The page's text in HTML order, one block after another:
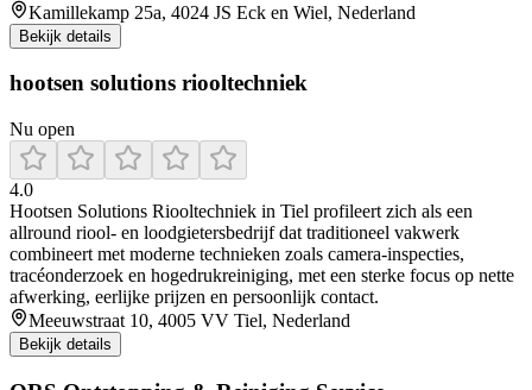
Kamillekamp 25a, 4024 JS Eck en Wiel, Nederland
Bekijk details
hootsen solutions riooltechniek
Nu open
4.0
Hootsen Solutions Riooltechniek in Tiel profileert zich als een
allround riool‑ en loodgietersbedrijf dat traditioneel vakwerk
combineert met moderne technieken zoals camera-inspecties,
tracéonderzoek en hogedrukreiniging, met een sterke focus op nette
afwerking, eerlijke prijzen en persoonlijk contact.
Meeuwstraat 10, 4005 VV Tiel, Nederland
Bekijk details